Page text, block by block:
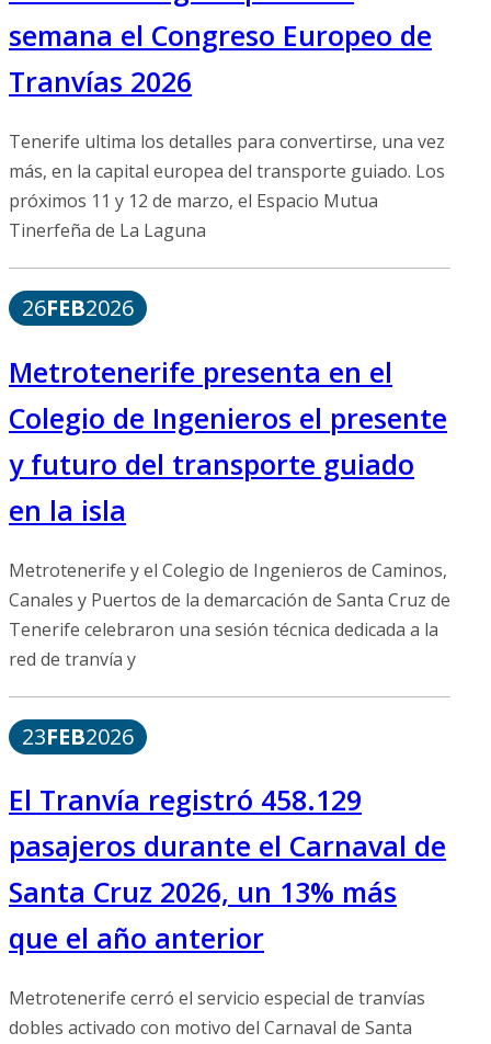
semana el Congreso Europeo de
Tranvías 2026
Tenerife ultima los detalles para convertirse, una vez
más, en la capital europea del transporte guiado. Los
próximos 11 y 12 de marzo, el Espacio Mutua
Tinerfeña de La Laguna
26FEB2026
Metrotenerife presenta en el
Colegio de Ingenieros el presente
y futuro del transporte guiado
en la isla
Metrotenerife y el Colegio de Ingenieros de Caminos,
Canales y Puertos de la demarcación de Santa Cruz de
Tenerife celebraron una sesión técnica dedicada a la
red de tranvía y
23FEB2026
El Tranvía registró 458.129
pasajeros durante el Carnaval de
Santa Cruz 2026, un 13% más
que el año anterior
Metrotenerife cerró el servicio especial de tranvías
dobles activado con motivo del Carnaval de Santa